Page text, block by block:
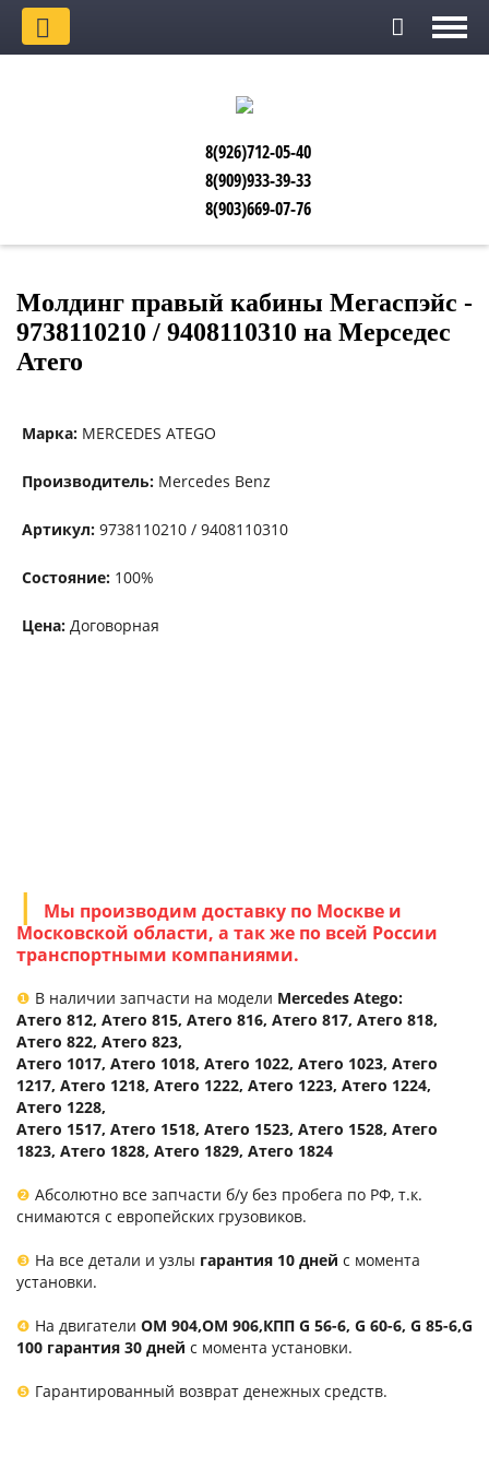
8(926)712-05-40
8(909)933-39-33
8(903)669-07-76
Молдинг правый кабины Мегаспэйс -
9738110210 / 9408110310 на Мерседес
Атего
Марка: MERCEDES ATEGO
Производитель: Mercedes Benz
Артикул: 9738110210 / 9408110310
Состояние: 100%
Цена: Договорная
Мы производим доставку по Москве и
Московской области, а так же по всей России
транспортными компаниями.
❶ В наличии запчасти на модели Mercedes Atego:
Атего 812, Атего 815, Атего 816, Атего 817, Атего 818,
Атего 822, Атего 823,
Атего 1017, Атего 1018, Атего 1022, Атего 1023, Атего
1217, Атего 1218, Атего 1222, Атего 1223, Атего 1224,
Атего 1228,
Атего 1517, Атего 1518, Атего 1523, Атего 1528, Атего
1823, Атего 1828, Атего 1829, Атего 1824
❷ Абсолютно все запчасти б/у без пробега по РФ, т.к.
снимаются с европейских грузовиков.
❸ На все детали и узлы гарантия 10 дней с момента
установки.
❹ На двигатели ОМ 904,ОМ 906,КПП G 56-6, G 60-6, G 85-6,G
100 гарантия 30 дней с момента установки.
❺ Гарантированный возврат денежных средств.